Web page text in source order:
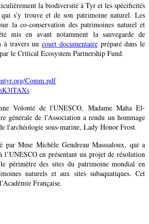
la biodiversité à Tyr et les spécificités
s’y trouve et de son patrimoine naturel. Les
la co-conservation des patrimoines naturel et
mis en avant notamment la sauvegarde de
à travers uncourt documentairepréparé dans le
le Critical Ecosystem Partnership Fund.
Comm.pdf
Volonté de l'UNESCO, Madame Maha El-
générale de l’Association a rendu un hommage
l'archéologie sous-marine, Lady Honor Frost.
par Mme Michèle Gendreau Masssaloux, qui a
l’UNESCO en présentant un projet de résolution
périmètre des sites du patrimoine mondial en
naturels et aux sites subaquatiques. Cet
Française.